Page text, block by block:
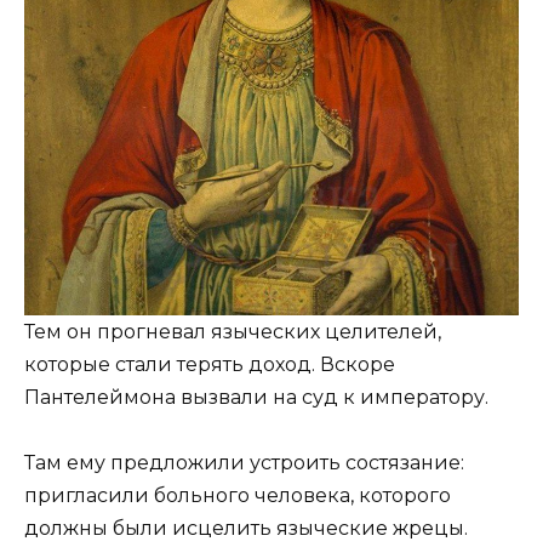
Тем он прогневал языческих целителей,
которые стали терять доход. Вскоре
Пантелеймона вызвали на суд к императору.
Там ему предложили устроить состязание:
пригласили больного человека, которого
должны были исцелить языческие жрецы.